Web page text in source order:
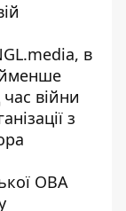
в
війни
з
ОВА